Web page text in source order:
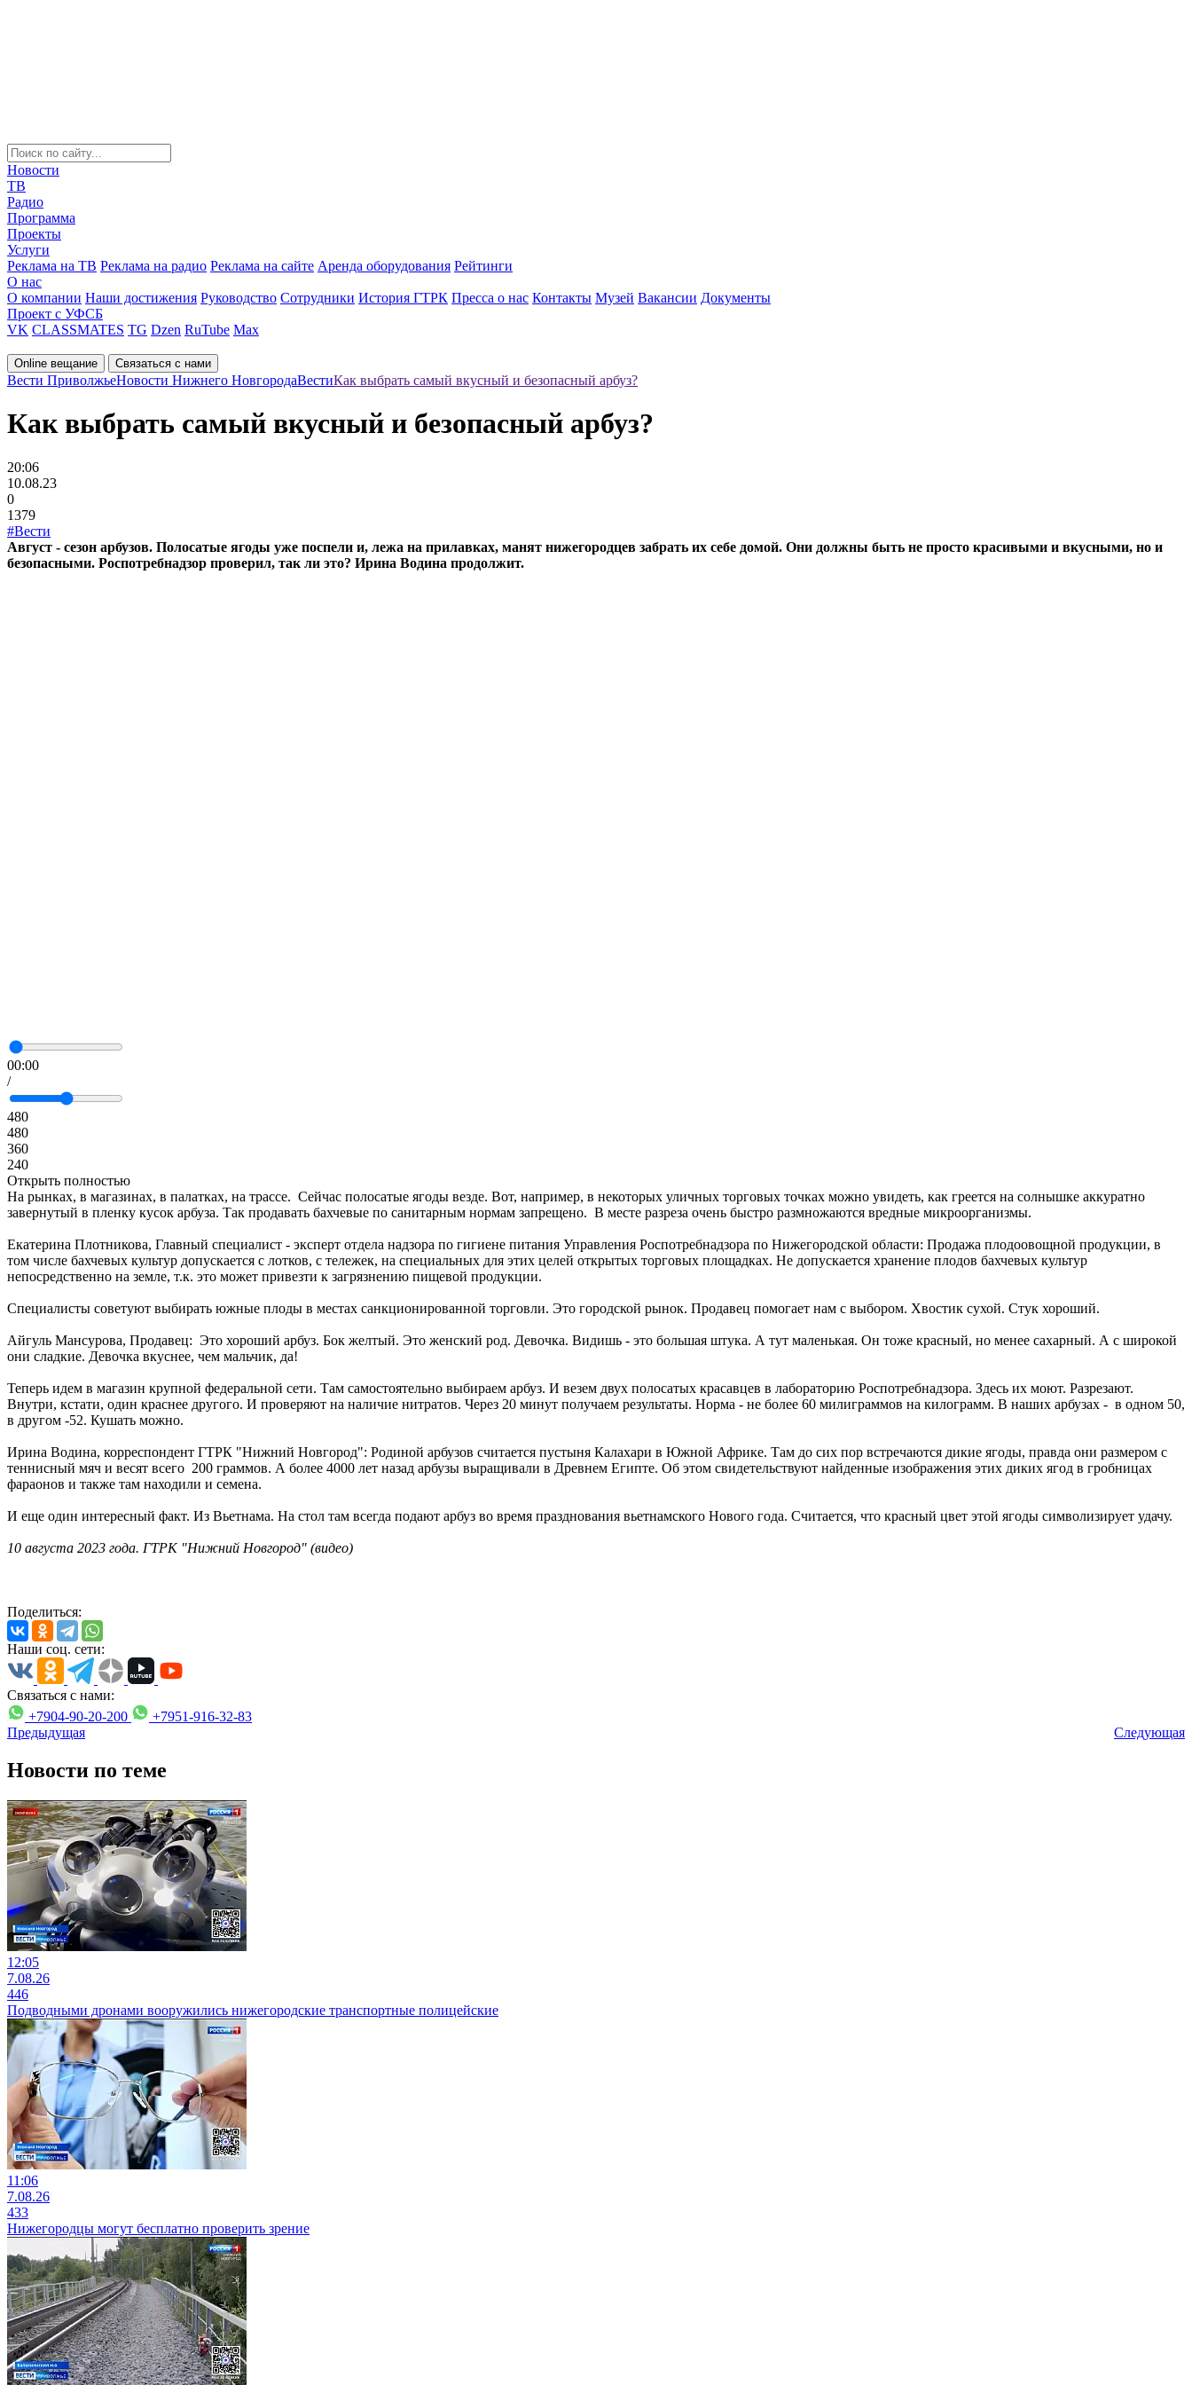
Новости
ТВ
Радио
Программа
Проекты
Услуги
Реклама на ТВ Реклама на радио Реклама на сайте Аренда оборудования Рейтинги
О нас
О компании Наши достижения Руководство Сотрудники История ГТРК Пресса о нас Контакты Музей Вакансии Документы
Проект с УФСБ
VK CLASSMATES TG Dzen RuTube Max
Online вещание Связаться с нами
Вести ПриволжьеНовости Нижнего НовгородаВестиКак выбрать самый вкусный и безопасный арбуз?
Как выбрать самый вкусный и безопасный арбуз?
20:06
10.08.23
0
1379
#Вести
Август - сезон арбузов. Полосатые ягоды уже поспели и, лежа на прилавках, манят нижегородцев забрать их себе домой. Они должны быть не просто красивыми и вкусными, но и
безопасными. Роспотребнадзор проверил, так ли это? Ирина Водина продолжит.
00:00
/
480
480
360
240
Открыть полностью
На рынках, в магазинах, в палатках, на трассе. Сейчас полосатые ягоды везде. Вот, например, в некоторых уличных торговых точках можно увидеть, как греется на солнышке аккуратно
завернутый в пленку кусок арбуза. Так продавать бахчевые по санитарным нормам запрещено. В месте разреза очень быстро размножаются вредные микроорганизмы.
Екатерина Плотникова, Главный специалист - эксперт отдела надзора по гигиене питания Управления Роспотребнадзора по Нижегородской области: Продажа плодоовощной продукции, в
том числе бахчевых культур допускается с лотков, с тележек, на специальных для этих целей открытых торговых площадках. Не допускается хранение плодов бахчевых культур
непосредственно на земле, т.к. это может привезти к загрязнению пищевой продукции.
Специалисты советуют выбирать южные плоды в местах санкционированной торговли. Это городской рынок. Продавец помогает нам с выбором. Хвостик сухой. Стук хороший.
Айгуль Мансурова, Продавец: Это хороший арбуз. Бок желтый. Это женский род. Девочка. Видишь - это большая штука. А тут маленькая. Он тоже красный, но менее сахарный. А с широкой
они сладкие. Девочка вкуснее, чем мальчик, да!
Теперь идем в магазин крупной федеральной сети. Там самостоятельно выбираем арбуз. И везем двух полосатых красавцев в лабораторию Роспотребнадзора. Здесь их моют. Разрезают.
Внутри, кстати, один краснее другого. И проверяют на наличие нитратов. Через 20 минут получаем результаты. Норма - не более 60 милиграммов на килограмм. В наших арбузах - в одном 50,
в другом -52. Кушать можно.
Ирина Водина, корреспондент ГТРК "Нижний Новгород": Родиной арбузов считается пустыня Калахари в Южной Африке. Там до сих пор встречаются дикие ягоды, правда они размером с
теннисный мяч и весят всего 200 граммов. А более 4000 лет назад арбузы выращивали в Древнем Египте. Об этом свидетельствуют найденные изображения этих диких ягод в гробницах
фараонов и также там находили и семена.
И еще один интересный факт. Из Вьетнама. На стол там всегда подают арбуз во время празднования вьетнамского Нового года. Считается, что красный цвет этой ягоды символизирует удачу.
10 августа 2023 года. ГТРК "Нижний Новгород" (видео)
Поделиться:
Наши соц. сети:
Связаться с нами:
+7904-90-20-200
+7951-916-32-83
Предыдущая
Следующая
Новости по теме
12:05
7.08.26
446
Подводными дронами вооружились нижегородские транспортные полицейские
11:06
7.08.26
433
Нижегородцы могут бесплатно проверить зрение